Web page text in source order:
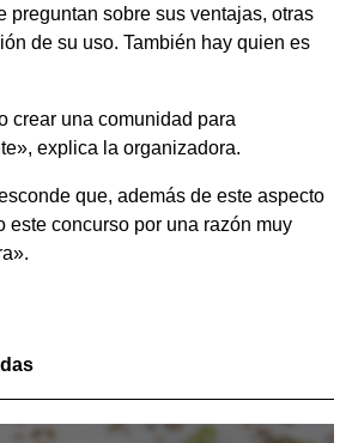
preguntan sobre sus ventajas, otras
de su uso. También hay quien es
crear una comunidad para
explica la organizadora.
que, además de este aspecto
este concurso por una razón muy